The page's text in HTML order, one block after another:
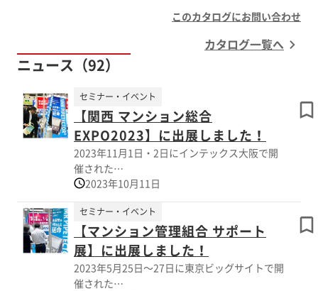
このカタログにお問い合わせ
カタログ一覧へ
ニュース（92）
【関西 マンション総合
EXPO2023】に出展しました！
セミナー・イベント
2023年11月1日・2日にインテックス大阪で開
催された
「関西 マンション総合EXPO2023（住まい・建
築・不動産の総合展 BREX関西）」へ出展いた
しました。
弊社の代表製品である「NMRパイプテクター」
の展示の他、
イベント初日（11/1）には当社代表の熊野社長
2023年10月11日
【マンション管理組合 サポート
展】に出展しました！
セミナー・イベント
2023年5月25日～27日に東京ビッグサイトで開
催された